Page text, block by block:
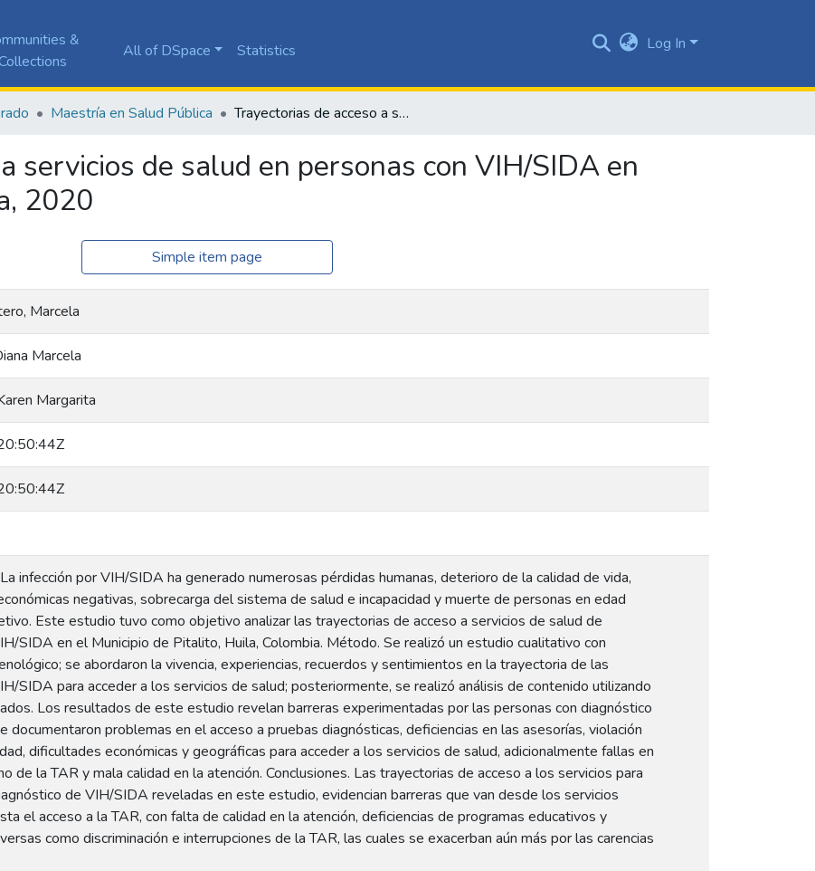
&
All of DSpace Statistics Log In
Maestría en Salud Pública Trayectorias de acceso a servicios de salud en personas con VIH/SIDA en Pitalito, Huila, Colombia, 2020
servicios de salud en personas con VIH/SIDA en
2020
Simple item page
Marcela
Marcela
Margarita
infección por VIH/SIDA ha generado numerosas pérdidas humanas, deterioro de la calidad de vida,
negativas, sobrecarga del sistema de salud e incapacidad y muerte de personas en edad
Este estudio tuvo como objetivo analizar las trayectorias de acceso a servicios de salud de
SIDA en el Municipio de Pitalito, Huila, Colombia. Método. Se realizó un estudio cualitativo con
se abordaron la vivencia, experiencias, recuerdos y sentimientos en la trayectoria de las
SIDA para acceder a los servicios de salud; posteriormente, se realizó análisis de contenido utilizando
Los resultados de este estudio revelan barreras experimentadas por las personas con diagnóstico
documentaron problemas en el acceso a pruebas diagnósticas, deficiencias en las asesorías, violación
dificultades económicas y geográficas para acceder a los servicios de salud, adicionalmente fallas en
de la TAR y mala calidad en la atención. Conclusiones. Las trayectorias de acceso a los servicios para
de VIH/SIDA reveladas en este estudio, evidencian barreras que van desde los servicios
el acceso a la TAR, con falta de calidad en la atención, deficiencias de programas educativos y
como discriminación e interrupciones de la TAR, las cuales se exacerban aún más por las carencias